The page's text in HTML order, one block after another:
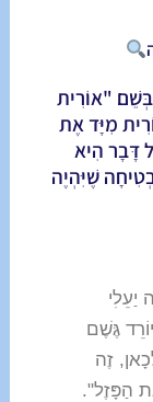
"אוֹרִית
מִיָּד אֶת
דָּבָר הִיא
שֶׁיִּהְיֶה
יַעֵלִי
גֶּשֶׁם
זֶה
הַפָּזֶל".